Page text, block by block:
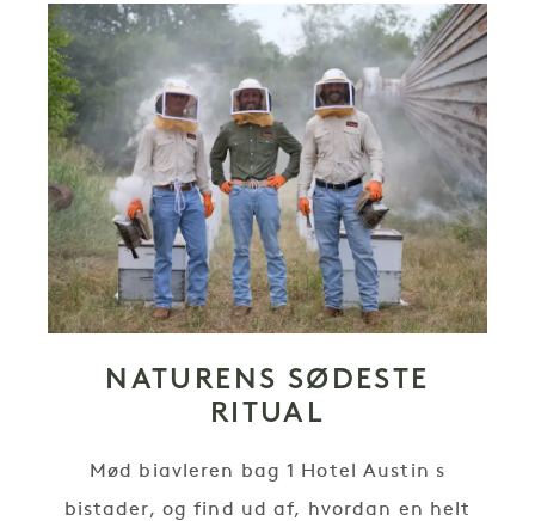
NATURENS SØDESTE
RITUAL
Mød biavleren bag 1 Hotel Austin s
bistader, og find ud af, hvordan en helt